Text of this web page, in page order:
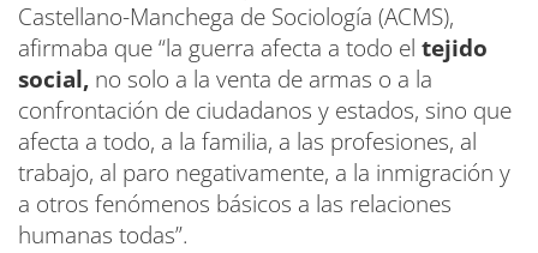
Castellano-Manchega de Sociología (ACMS),
afirmaba que “la guerra afecta a todo el tejido
social, no solo a la venta de armas o a la
confrontación de ciudadanos y estados, sino que
afecta a todo, a la familia, a las profesiones, al
trabajo, al paro negativamente, a la inmigración y
a otros fenómenos básicos a las relaciones
humanas todas”.